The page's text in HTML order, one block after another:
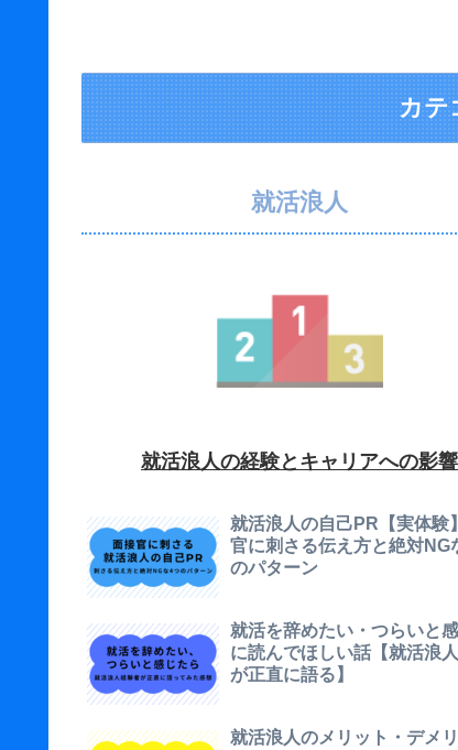
カテ
就活浪人
就活浪人の経験とキャリアへの影響
就活浪人の自己PR【実体験
官に刺さる伝え方と絶対NG
のパターン
就活を辞めたい・つらいと
に読んでほしい話【就活浪
が正直に語る】
就活浪人のメリット・デメ